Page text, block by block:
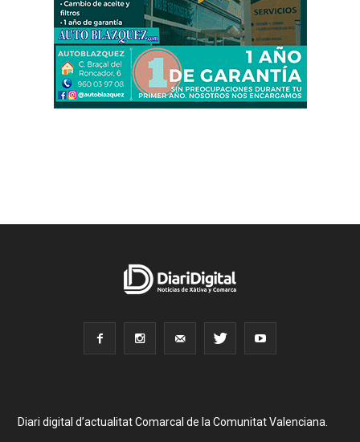
Diari digital d’actualitat Comarcal de la Comunitat Valenciana.